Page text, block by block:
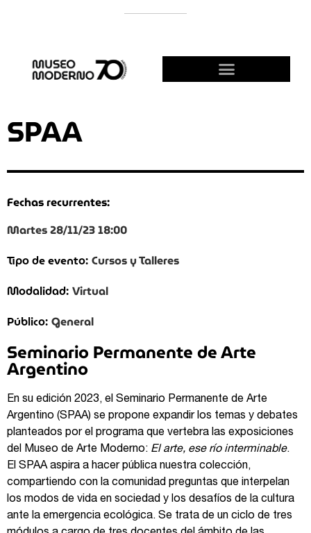
SPAA
Fechas recurrentes:
Martes 28/11/23 18:00
Tipo de evento: Cursos y Talleres
Modalidad: Virtual
Público: General
Seminario Permanente de Arte
Argentino
En su edición 2023, el Seminario Permanente de Arte
Argentino (SPAA) se propone expandir los temas y debates
planteados por el programa que vertebra las exposiciones
del Museo de Arte Moderno: El arte, ese río interminable.
El SPAA aspira a hacer pública nuestra colección,
compartiendo con la comunidad preguntas que interpelan
los modos de vida en sociedad y los desafíos de la cultura
ante la emergencia ecológica. Se trata de un ciclo de tres